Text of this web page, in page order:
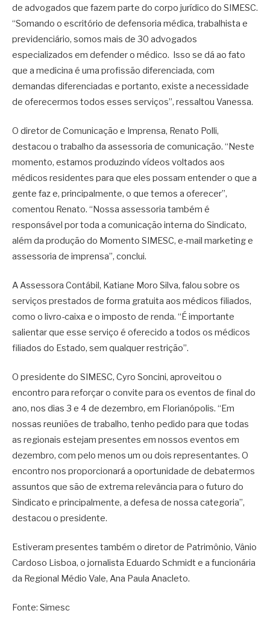
de advogados que fazem parte do corpo jurídico do SIMESC.
“Somando o escritório de defensoria médica, trabalhista e
previdenciário, somos mais de 30 advogados
especializados em defender o médico. Isso se dá ao fato
que a medicina é uma profissão diferenciada, com
demandas diferenciadas e portanto, existe a necessidade
de oferecermos todos esses serviços”, ressaltou Vanessa.
O diretor de Comunicação e Imprensa, Renato Polli,
destacou o trabalho da assessoria de comunicação. “Neste
momento, estamos produzindo vídeos voltados aos
médicos residentes para que eles possam entender o que a
gente faz e, principalmente, o que temos a oferecer”,
comentou Renato. “Nossa assessoria também é
responsável por toda a comunicação interna do Sindicato,
além da produção do Momento SIMESC, e-mail marketing e
assessoria de imprensa”, conclui.
A Assessora Contábil, Katiane Moro Silva, falou sobre os
serviços prestados de forma gratuita aos médicos filiados,
como o livro-caixa e o imposto de renda. “É importante
salientar que esse serviço é oferecido a todos os médicos
filiados do Estado, sem qualquer restrição”.
O presidente do SIMESC, Cyro Soncini, aproveitou o
encontro para reforçar o convite para os eventos de final do
ano, nos dias 3 e 4 de dezembro, em Florianópolis. “Em
nossas reuniões de trabalho, tenho pedido para que todas
as regionais estejam presentes em nossos eventos em
dezembro, com pelo menos um ou dois representantes. O
encontro nos proporcionará a oportunidade de debatermos
assuntos que são de extrema relevância para o futuro do
Sindicato e principalmente, a defesa de nossa categoria”,
destacou o presidente.
Estiveram presentes também o diretor de Patrimônio, Vânio
Cardoso Lisboa, o jornalista Eduardo Schmidt e a funcionária
da Regional Médio Vale, Ana Paula Anacleto.
Fonte: Simesc